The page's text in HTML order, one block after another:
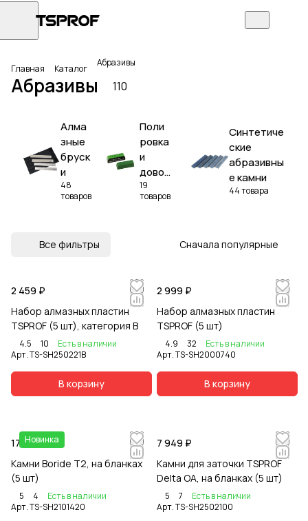
Главная Каталог Абразивы
Абразивы 110
Алма
зные
бруск
и
48
товаров
Поли
ровка
и
дово
дка
19
товаров
Синтетиче
ские
абразивны
е камни
44 товара
Все фильтры Сначала популярные
2 459 ₽
Набор алмазных пластин
TSPROF (5 шт), категория B
4.5 10
Есть в наличии
Арт.TS-SH250221B
В корзину
2 999 ₽
Набор алмазных пластин
TSPROF (5 шт)
4.9 32
Есть в наличии
Арт.TS-SH2000740
В корзину
Новинка
17 039 ₽
Камни Boride T2, на бланках
(5 шт)
5 4
Есть в наличии
Арт.TS-SH2101420
7 949 ₽
Камни для заточки TSPROF
Delta OA, на бланках (5 шт)
5 7
Есть в наличии
Арт.TS-SH2502100